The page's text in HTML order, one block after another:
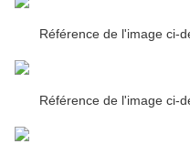
Référence de l'image ci-
Référence de l'image ci-